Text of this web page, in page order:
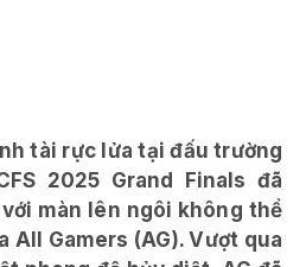
tài rực lửa tại đấu trường
2025 Grand Finals đã
màn lên ngôi không thể
All Gamers (AG). Vượt qua